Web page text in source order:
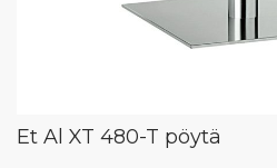
Et Al XT 480-T pöytä